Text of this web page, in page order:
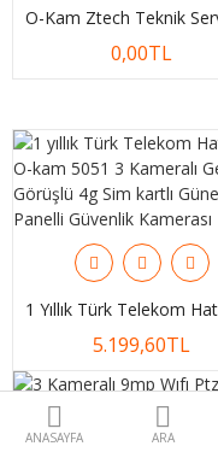
Medikal
Bijuteri
3D Printer
Yazılım
Karşılaştır A.
Kur
ANASAYFA ARA
0,00TL
5.199,60TL